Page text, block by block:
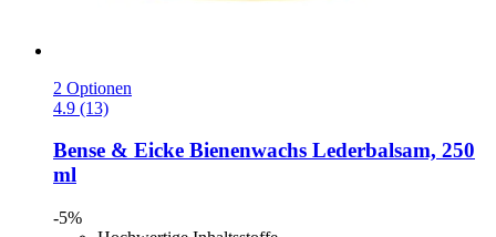
2 Optionen
4.9 (13)
Bense & Eicke Bienenwachs Lederbalsam, 250
ml
-5%